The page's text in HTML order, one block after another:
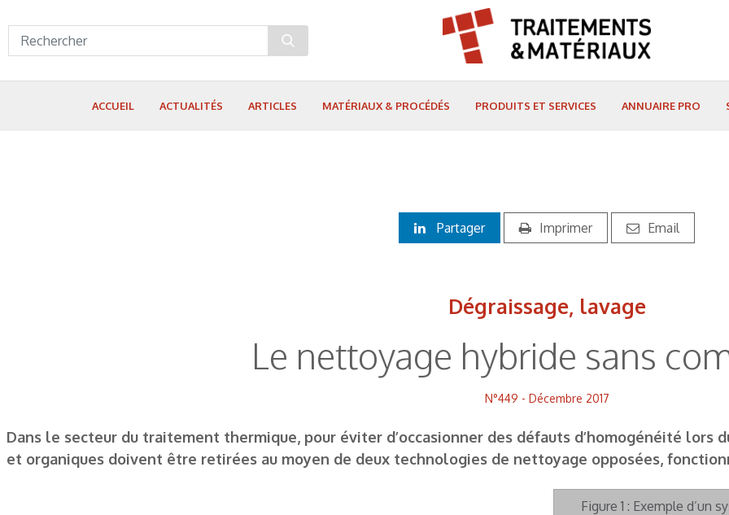
ACCUEIL ACTUALITÉS ARTICLES MATÉRIAUX & PROCÉDÉS PRODUITS ET SERVICES ANNUAIRE PRO
Partager Imprimer Email
Dégraissage, lavage
Le nettoyage hybride sans
N°449 - Décembre 2017
Dans le secteur du traitement thermique, pour éviter d’occasionner des défauts d’homogénéité
et organiques doivent être retirées au moyen de deux technologies de nettoyage opposées,
Figure 1 : Exemple d’un